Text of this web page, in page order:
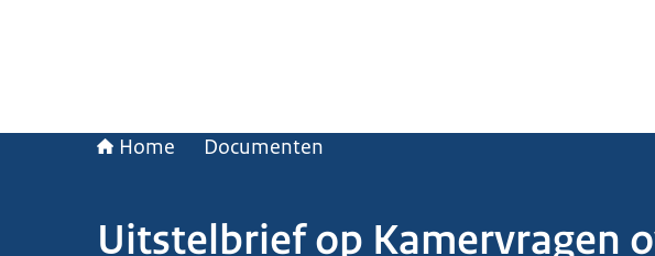
Home Documenten
Uitstelbrief op Kamervragen